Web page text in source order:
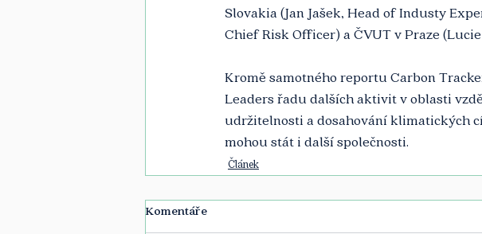
Slovakia (Jan Jašek, Head of Industy
Chief Risk Officer) a ČVUT v Praze
Kromě samotného reportu Carbon
Leaders řadu dalších aktivit v oblasti
udržitelnosti a dosahování klimatických
mohou stát i další společnosti.
Článek
Komentáře